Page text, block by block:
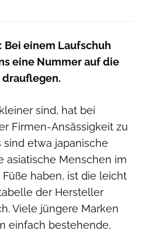
Bei einem Laufschuh
eine Nummer auf die
drauflegen.
sind, hat bei
Firmen-Ansässigkeit zu
sind etwa japanische
asiatische Menschen im
haben, ist die leicht
der Hersteller
Viele jüngere Marken
einfach bestehende,